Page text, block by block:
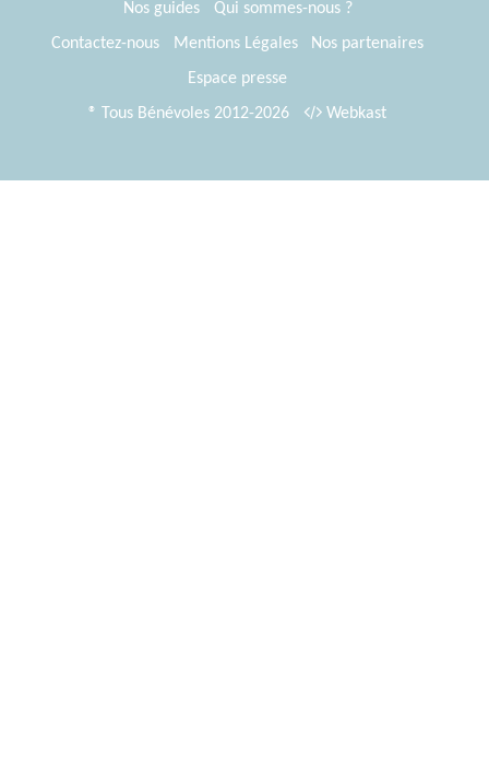
Nos guides
Qui sommes-nous ?
Contactez-nous
Mentions Légales
Nos partenaires
Espace presse
® Tous Bénévoles 2012-2026
Webkast